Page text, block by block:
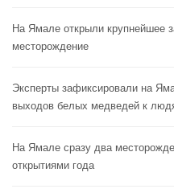
На Ямале открыли крупнейшее
месторождение
Эксперты зафиксировали на
выходов белых медведей к
На Ямале сразу два
открытиями года